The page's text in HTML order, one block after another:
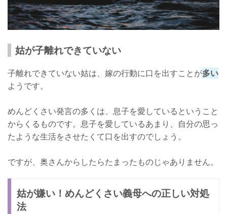
姑が子離れできていない
子離れできていない姑は、嫁の行動に口を出すことが多い
ようです。
めんどくさい発言の多くは、息子を愛しているということ
からくるものです。息子を愛しているあまり、自分の思っ
たような生活をさせたくて口を出すのでしょう。
ですが、奥さんからしたらたまったものじゃありません。
姑が嫌い！めんどくさい義母への正しい対処
法